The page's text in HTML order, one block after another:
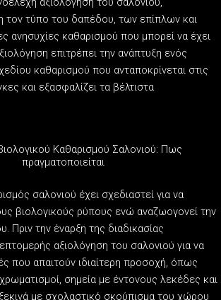
τον τύπο του δαπέδου, των επίπλων και
ανησυχίες καθαρισμού που μπορεί να έχει
επιτρέπει την ανάπτυξη ενός
καθαρισμού που ανταποκρίνεται στις
και εξασφαλίζει τα βέλτιστα
Καθαρισμού Σαλονιού: Πως
πραγματοποιείται
σαλονιού έχει σχεδιαστεί για να
βιολογικούς ρύπους ενώ αναζωογονεί την
Πριν την έναρξη της διαδικασίας
αξιολόγηση του σαλονιού για να
που απαιτούν ιδιαίτερη προσοχή, όπως
σημεία με έντονους λεκέδες και
με σχολαστικό σκούπισμα του χώρου